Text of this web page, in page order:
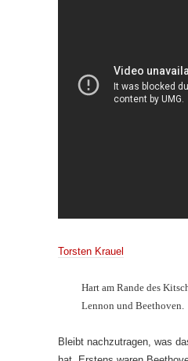
Torsten Krauel
Hart am Rande des
Lennon und Beethoven.
Bleibt nachzutragen, was